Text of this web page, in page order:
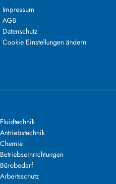
Impressum
AGB
Datenschutz
Cookie Einstellungen ändern
Fluidtechnik
Antriebstechnik
Chemie
Betriebseinrichtungen
Bürobedarf
Arbeitsschutz